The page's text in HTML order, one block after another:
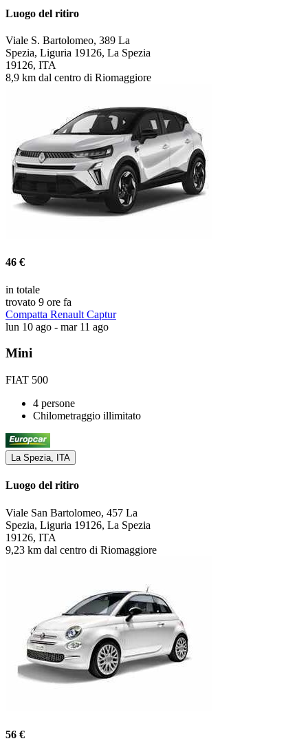
Luogo del ritiro
Viale S. Bartolomeo, 389 La
Spezia, Liguria 19126, La Spezia
19126, ITA
8,9 km dal centro di Riomaggiore
46 €
in totale
trovato 9 ore fa
Compatta Renault Captur
lun 10 ago - mar 11 ago
Mini
FIAT 500
4 persone
Chilometraggio illimitato
La Spezia, ITA
Luogo del ritiro
Viale San Bartolomeo, 457 La
Spezia, Liguria 19126, La Spezia
19126, ITA
9,23 km dal centro di Riomaggiore
56 €